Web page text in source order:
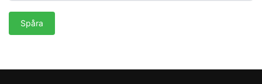
Spåra